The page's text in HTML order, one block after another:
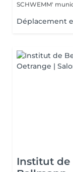
SCHWEMM'
Déplacement
Institut de